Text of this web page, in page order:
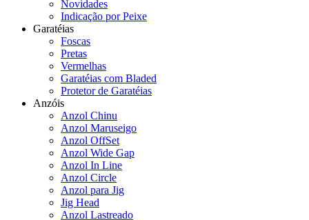
Novidades
Indicação por Peixe
Garatéias
Foscas
Pretas
Vermelhas
Garatéias com Bladed
Protetor de Garatéias
Anzóis
Anzol Chinu
Anzol Maruseigo
Anzol OffSet
Anzol Wide Gap
Anzol In Line
Anzol Circle
Anzol para Jig
Jig Head
Anzol Lastreado